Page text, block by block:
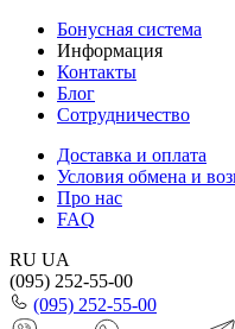
Бонусная система
Информация
Контакты
Блог
Сотрудничество
Доставка и оплата
Условия обмена и
Про нас
FAQ
RU UA
(095) 252-55-00
(095) 252-55-00